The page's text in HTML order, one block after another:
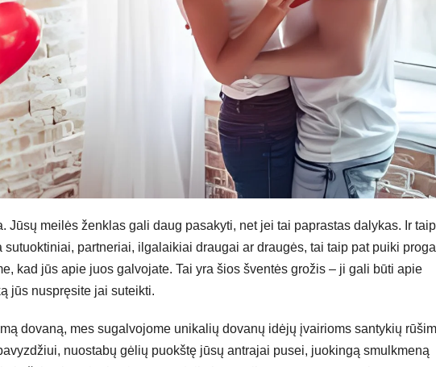
Jūsų meilės ženklas gali daug pasakyti, net jei tai paprastas dalykas. Ir
sutuoktiniai, partneriai, ilgalaikiai draugai ar draugės, tai taip pat puiki proga
kad jūs apie juos galvojate. Tai yra šios šventės grožis – ji gali būti apie
jūs nuspręsite jai suteikti.
dovaną, mes sugalvojome unikalių dovanų idėjų įvairioms santykių
nuostabų gėlių puokštę jūsų antrajai pusei, juokingą smulkmeną